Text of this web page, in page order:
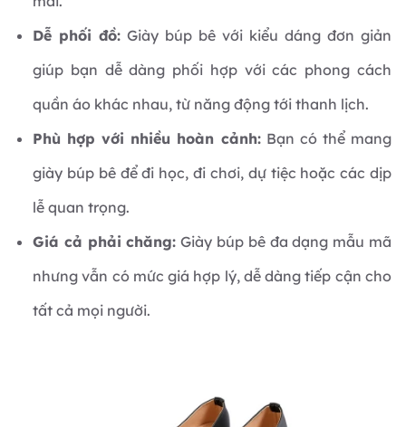
Dễ phối đồ: Giày búp bê với kiểu dáng đơn giản
giúp bạn dễ dàng phối hợp với các phong cách
quần áo khác nhau, từ năng động tới thanh lịch.
Phù hợp với nhiều hoàn cảnh:Bạn có thể mang
giày búp bê để đi học, đi chơi, dự tiệc hoặc các dịp
lễ quan trọng.
Giá cả phải chăng: Giày búp bê đa dạng mẫu mã
nhưng vẫn có mức giá hợp lý, dễ dàng tiếp cận cho
tất cả mọi người.